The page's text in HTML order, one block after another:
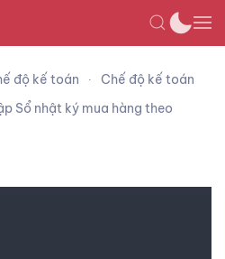
độ kế toán
Chế độ kế toán
Sổ nhật ký mua hàng theo